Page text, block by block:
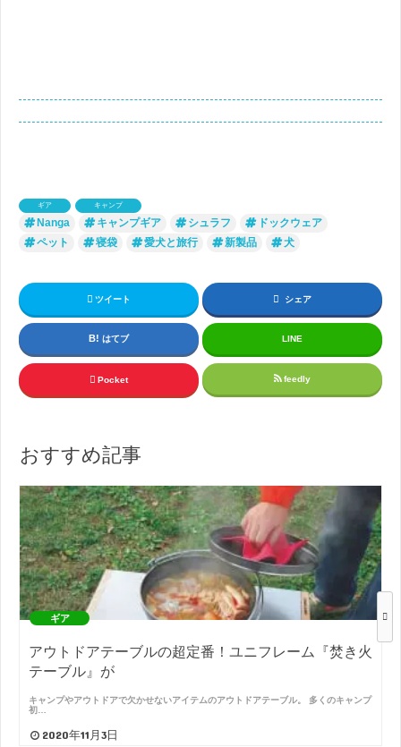
ギア キャンプ
Nanga キャンプギア シュラフ
ドックウェア
ペット
寝袋 愛犬と旅行 新製品 犬
ツイート シェア
はてブ LINE
Pocket feedly
おすすめ記事
ギア
アウトドアテーブルの超定番！ユニフレーム『焚き火
テーブル』が
キャンプやアウトドアで欠かせないアイテムのアウトドアテーブル。 多くのキャンプ
初…
2020年11月3日